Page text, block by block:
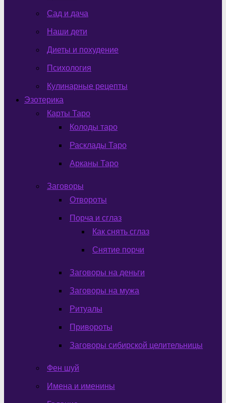
Сад и дача
Наши дети
Диеты и похудение
Психология
Кулинарные рецепты
Эзотерика
Карты Таро
Колоды таро
Расклады Таро
Арканы Таро
Заговоры
Отвороты
Порча и сглаз
Как снять сглаз
Снятие порчи
Заговоры на деньги
Заговоры на мужа
Ритуалы
Привороты
Заговоры сибирской целительницы
Фен шуй
Имена и именины